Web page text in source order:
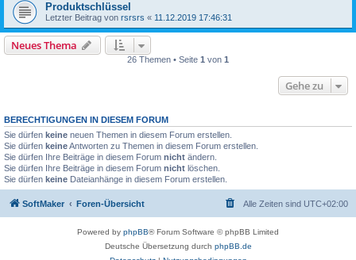
Produktschlüssel
Letzter Beitrag von rsrsrs « 11.12.2019 17:46:31
Neues Thema
26 Themen • Seite 1 von 1
Gehe zu
BERECHTIGUNGEN IN DIESEM FORUM
Sie dürfen keine neuen Themen in diesem Forum erstellen.
Sie dürfen keineAntworten zu Themen in diesem Forum erstellen.
Sie dürfen Ihre Beiträge in diesem Forum nicht ändern.
Sie dürfen Ihre Beiträge in diesem Forum nicht löschen.
Sie dürfen keine Dateianhänge in diesem Forum erstellen.
SoftMaker Foren-Übersicht Alle Zeiten sind UTC+02:00
Powered by phpBB® Forum Software © phpBB Limited
Deutsche Übersetzung durch phpBB.de